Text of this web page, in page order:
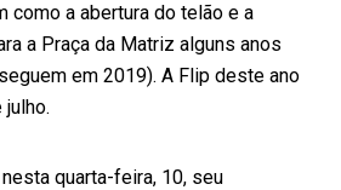
como a abertura do telão e a
a Praça da Matriz alguns anos
em 2019). A Flip deste ano
quarta-feira, 10, seu